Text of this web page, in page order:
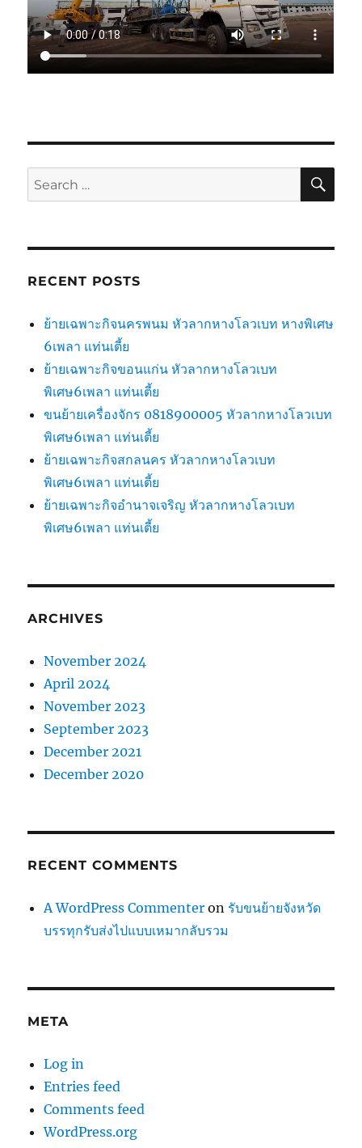
Search
for:
RECENT POSTS
ย้ายเฉพาะกิจนครพนม หัวลากหางโลวเบท หางพิเศษ
6เพลา แท่นเตี้ย
ย้ายเฉพาะกิจขอนแก่น หัวลากหางโลวเบท
พิเศษ6เพลา แท่นเตี้ย
ขนย้ายเครื่องจักร 0818900005 หัวลากหางโลวเบท
พิเศษ6เพลา แท่นเตี้ย
ย้ายเฉพาะกิจสกลนคร หัวลากหางโลวเบท
พิเศษ6เพลา แท่นเตี้ย
ย้ายเฉพาะกิจอำนาจเจริญ หัวลากหางโลวเบท
พิเศษ6เพลา แท่นเตี้ย
ARCHIVES
November 2024
April 2024
November 2023
September 2023
December 2021
December 2020
RECENT COMMENTS
A WordPress Commenter on รับขนย้ายจังหวัด
บรรทุกรับส่งไปแบบเหมากลับรวม
META
Log in
Entries feed
Comments feed
WordPress.org